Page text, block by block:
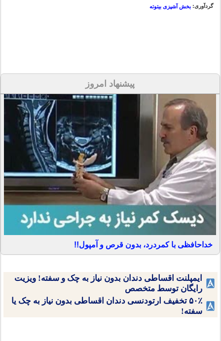
گردآوری: بخش آشپزی بیتوته
پیشنهاد امروز
خداحافظی با کمردرد، بدون قرص و آمپول!!
ایمپلنت اقساطی دندان بدون نیاز به چک و سفته! ویزیت
رایگان توسط متخصص
۵۰٪ تخفیف ارتودنسی دندان اقساطی بدون نیاز به چک یا
سفته!